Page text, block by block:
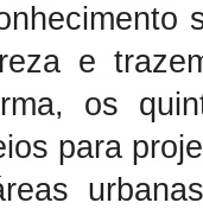
e
os
para